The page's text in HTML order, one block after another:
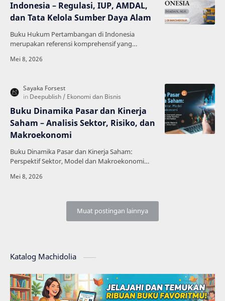
Indonesia – Regulasi, IUP, AMDAL,
dan Tata Kelola Sumber Daya Alam
Buku Hukum Pertambangan di Indonesia
merupakan referensi komprehensif yang
pertambangan, pengelolaan sumber daya…
Buku Dinamika Pasar dan Kinerja
Saham – Analisis Sektor, Risiko, dan
Makroekonomi
Buku Dinamika Pasar dan Kinerja Saham:
Perspektif Sektor, Model dan Makroekonomi
ingin memahami peri…
Katalog Machidolia